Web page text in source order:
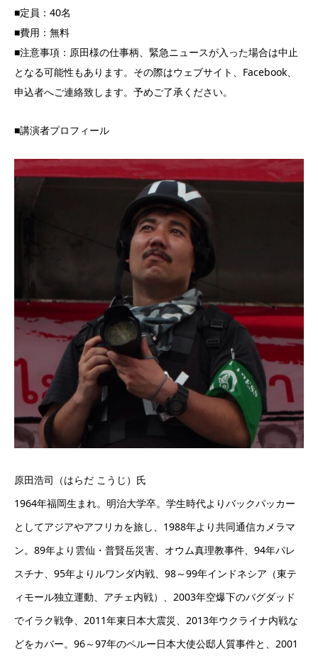
■定員：40名
■費用：無料
■注意事項：原田様の仕事柄、緊急ニュースが入った場合は中止
となる可能性もあります。その際はウェブサイト、Facebook、
申込者へご連絡致します。予めご了承ください。
■講演者プロフィール
原田浩司（はらだ こうじ）氏
1964年福岡生まれ。明治大学卒。学生時代よりバックパッカー
としてアジアやアフリカを旅し、1988年より共同通信カメラマ
ン。89年より雲仙・普賢岳災害、オウム真理教事件、94年パレ
スチナ、95年よりルワンダ内戦、98～99年インドネシア（東テ
ィモール独立運動、アチェ内戦）、2003年空爆下のバグダッド
でイラク戦争、2011年東日本大震災、2013年ウクライナ内戦な
どをカバー。96～97年のペルー日本大使公邸人質事件と、2001